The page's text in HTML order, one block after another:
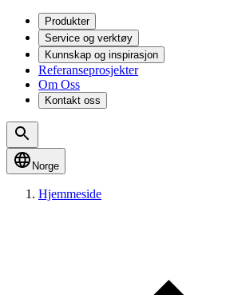
Produkter
Service og verktøy
Kunnskap og inspirasjon
Referanseprosjekter
Om Oss
Kontakt oss
Norge
Hjemmeside